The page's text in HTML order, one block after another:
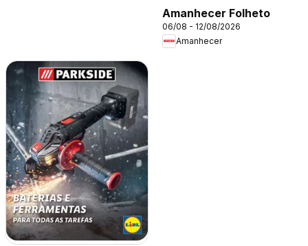
Amanhecer Folheto
06/08 - 12/08/2026
Amanhecer